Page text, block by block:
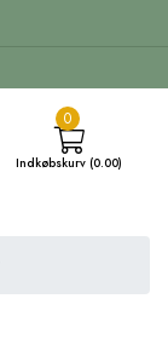
0
Indkøbskurv (0.00)